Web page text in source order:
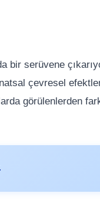
bir serüvene
çevresel
görülenlerden